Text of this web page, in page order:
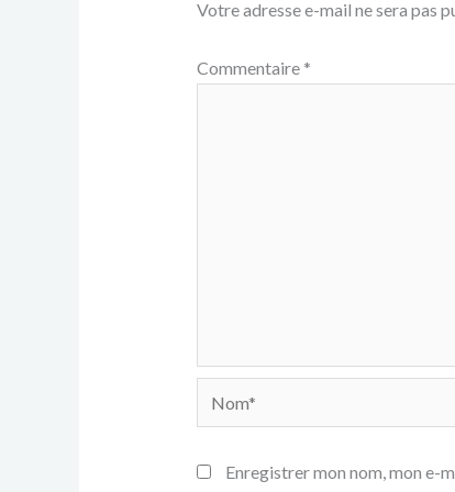
Votre adresse e-mail ne sera pas
Commentaire *
Nom*
Enregistrer mon nom, mon e-